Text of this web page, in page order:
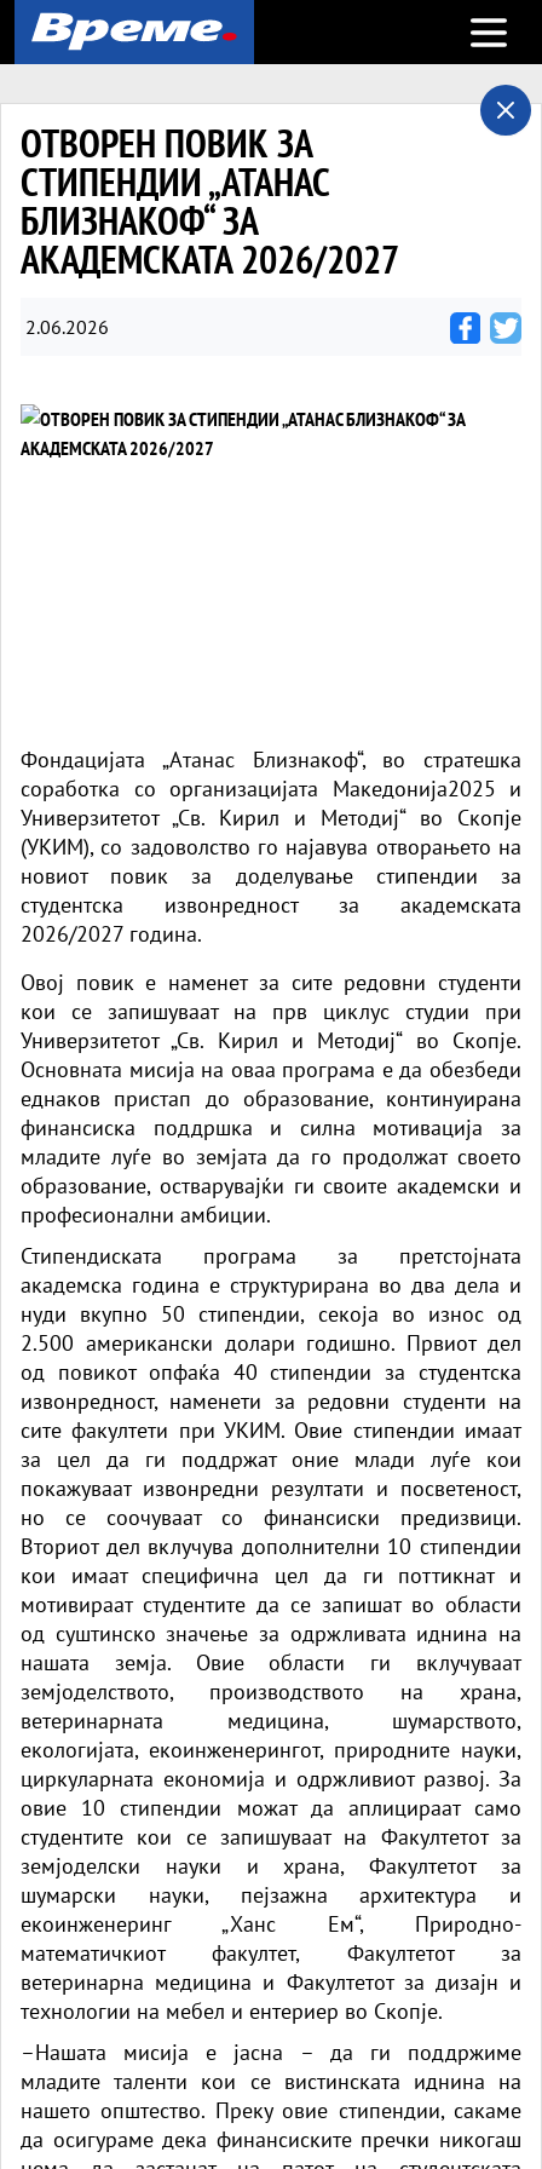
Open
ОТВОРЕН ПОВИК ЗА
СТИПЕНДИИ „АТАНАС
БЛИЗНАКОФ“ ЗА
АКАДЕМСКАТА 2026/2027
2.06.2026
Фондацијата „Атанас Близнакоф“, во стратешка
соработка со организацијата Македонија2025 и
Универзитетот „Св. Кирил и Методиј“ во Скопје
(УКИМ), со задоволство го најавува отворањето на
новиот повик за доделување стипендии за
студентска извонредност за академската
2026/2027 година.
Овој повик е наменет за сите редовни студенти
кои се запишуваат на прв циклус студии при
Универзитетот „Св. Кирил и Методиј“ во Скопје.
Основната мисија на оваа програма е да обезбеди
еднаков пристап до образование, континуирана
финансиска поддршка и силна мотивација за
младите луѓе во земјата да го продолжат своето
образование, остварувајќи ги своите академски и
професионални амбиции.
Стипендиската програма за претстојната
академска година е структурирана во два дела и
нуди вкупно 50 стипендии, секоја во износ од
2.500 американски долари годишно. Првиот дел
од повикот опфаќа 40 стипендии за студентска
извонредност, наменети за редовни студенти на
сите факултети при УКИМ. Овие стипендии имаат
за цел да ги поддржат оние млади луѓе кои
покажуваат извонредни резултати и посветеност,
но се соочуваат со финансиски предизвици.
Вториот дел вклучува дополнителни 10 стипендии
кои имаат специфична цел да ги поттикнат и
мотивираат студентите да се запишат во области
од суштинско значење за одржливата иднина на
нашата земја. Овие области ги вклучуваат
земјоделството, производството на храна,
ветеринарната медицина, шумарството,
екологијата, екоинженерингот, природните науки,
циркуларната економија и одржливиот развој. За
овие 10 стипендии можат да аплицираат само
студентите кои се запишуваат на Факултетот за
земјоделски науки и храна, Факултетот за
шумарски науки, пејзажна архитектура и
екоинженеринг „Ханс Ем“, Природно-
математичкиот факултет, Факултетот за
ветеринарна медицина и Факултетот за дизајн и
технологии на мебел и ентериер во Скопје.
–Нашата мисија е јасна – да ги поддржиме
младите таленти кои се вистинската иднина на
нашето општество. Преку овие стипендии, сакаме
да осигураме дека финансиските пречки никогаш